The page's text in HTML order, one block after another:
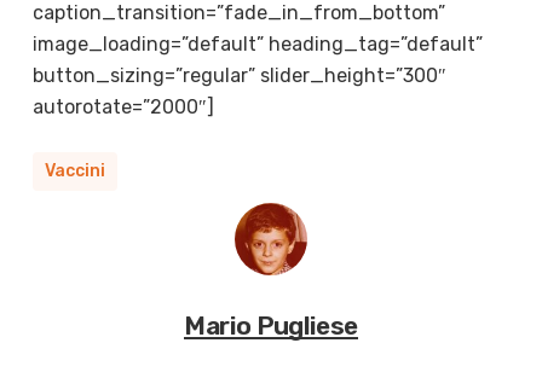
caption_transition=”fade_in_from_bottom”
image_loading=”default” heading_tag=”default”
button_sizing=”regular” slider_height=”300″
autorotate=”2000″]
Vaccini
Mario Pugliese